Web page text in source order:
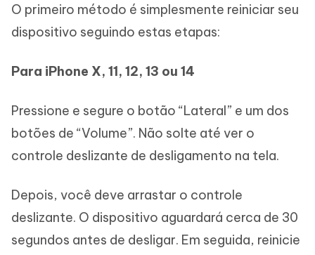
O primeiro método é simplesmente reiniciar seu
dispositivo seguindo estas etapas:
Para iPhone X, 11, 12, 13 ou 14
Pressione e segure o botão “Lateral” e um dos
botões de “Volume”. Não solte até ver o
controle deslizante de desligamento na tela.
Depois, você deve arrastar o controle
deslizante. O dispositivo aguardará cerca de 30
segundos antes de desligar. Em seguida, reinicie